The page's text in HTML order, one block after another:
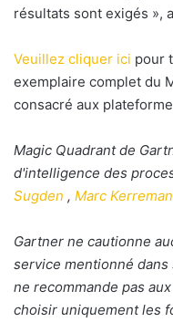
résultats sont exigés »,
Veuillez cliquer ici pour
exemplaire complet du
consacré aux
Magic Quadrant de
d'intelligence des
Sugden , Marc
Gartner ne cautionne
service mentionné
ne recommande pas
choisir uniquement les